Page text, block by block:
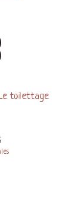
toilettage